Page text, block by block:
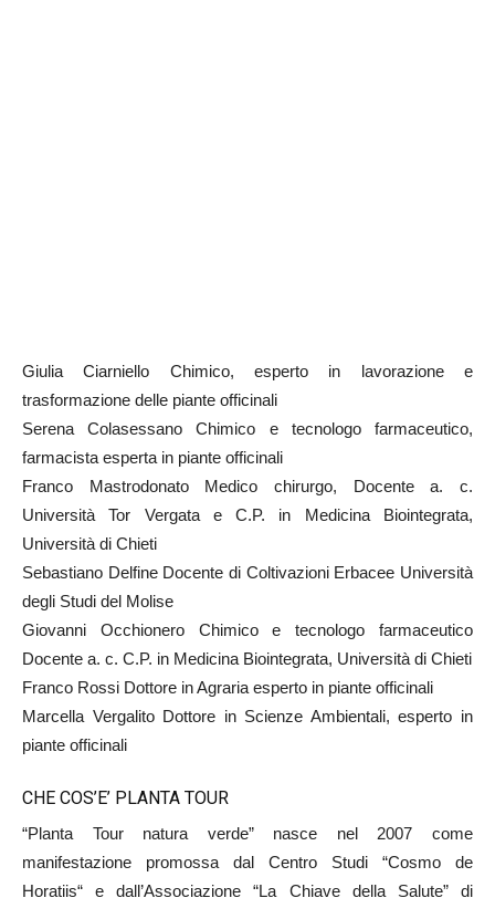
Giulia Ciarniello Chimico, esperto in lavorazione e
trasformazione delle piante officinali
Serena Colasessano Chimico e tecnologo farmaceutico,
farmacista esperta in piante officinali
Franco Mastrodonato Medico chirurgo, Docente a. c.
Università Tor Vergata e C.P. in Medicina Biointegrata,
Università di Chieti
Sebastiano Delfine Docente di Coltivazioni Erbacee Università
degli Studi del Molise
Giovanni Occhionero Chimico e tecnologo farmaceutico
Docente a. c. C.P. in Medicina Biointegrata, Università di Chieti
Franco Rossi Dottore in Agraria esperto in piante officinali
Marcella Vergalito Dottore in Scienze Ambientali, esperto in
piante officinali
CHE COS’E’ PLANTA TOUR
“Planta Tour natura verde” nasce nel 2007 come
manifestazione promossa dal Centro Studi “Cosmo de
Horatiis“ e dall’Associazione “La Chiave della Salute” di